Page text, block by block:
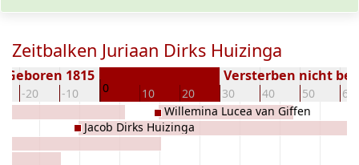
Zeitbalken Juriaan Dirks Huizinga
-20 -10 0 10 20 30 40 50 60
Geboren 1815 Versterben nicht
Jacob Dirks Huizinga
Willemina Lucea van Giffen